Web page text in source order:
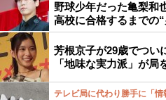
野球少年だった亀梨和
高校に合格するまでの
芳根京子が29歳でつい
「地味な実力派」が局
テレビ局に代わり勝手に「情